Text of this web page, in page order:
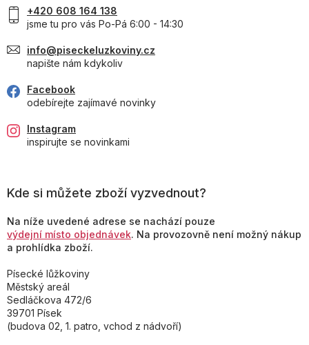
+420 608 164 138
jsme tu pro vás Po-Pá 6:00 - 14:30
info@piseckeluzkoviny.cz
napište nám kdykoliv
Facebook
odebírejte zajímavé novinky
Instagram
inspirujte se novinkami
Kde si můžete zboží vyzvednout?
Na níže uvedené adrese se nachází pouze
výdejní místo objednávek. Na provozovně není možný nákup
a prohlídka zboží.
Písecké lůžkoviny
Městský areál
Sedláčkova 472/6
39701 Písek
(budova 02, 1. patro, vchod z nádvoří)